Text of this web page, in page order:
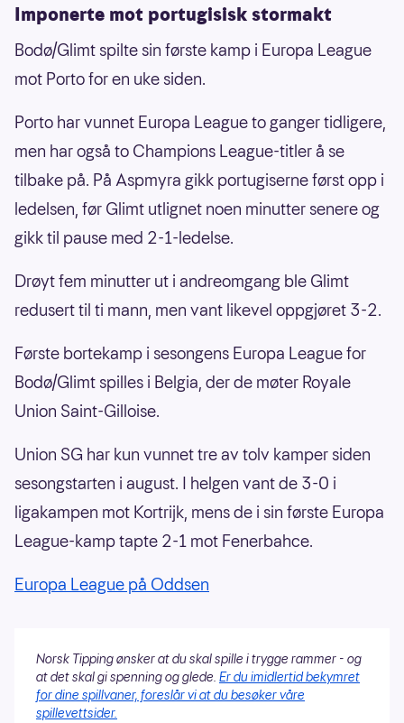
Imponerte mot portugisisk stormakt
Bodø/Glimt spilte sin første kamp i Europa League
mot Porto for en uke siden.
Porto har vunnet Europa League to ganger tidligere,
men har også to Champions League-titler å se
tilbake på. På Aspmyra gikk portugiserne først opp i
ledelsen, før Glimt utlignet noen minutter senere og
gikk til pause med 2-1-ledelse.
Drøyt fem minutter ut i andreomgang ble Glimt
redusert til ti mann, men vant likevel oppgjøret 3-2.
Første bortekamp i sesongens Europa League for
Bodø/Glimt spilles i Belgia, der de møter Royale
Union Saint-Gilloise.
Union SG har kun vunnet tre av tolv kamper siden
sesongstarten i august. I helgen vant de 3-0 i
ligakampen mot Kortrijk, mens de i sin første Europa
League-kamp tapte 2-1 mot Fenerbahce.
Europa League på Oddsen
Norsk Tipping ønsker at du skal spille i trygge rammer - og
at det skal gi spenning og glede. Er du imidlertid bekymret
for dine spillvaner, foreslår vi at du besøker våre
spillevettsider.